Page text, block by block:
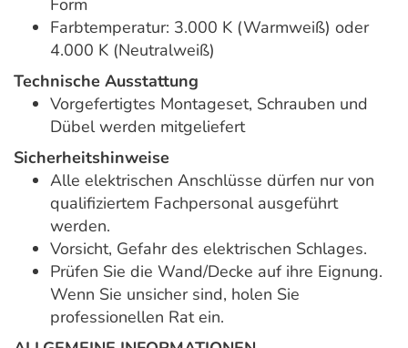
Form
Farbtemperatur: 3.000 K (Warmweiß) oder
4.000 K (Neutralweiß)
Technische Ausstattung
Vorgefertigtes Montageset, Schrauben und
Dübel werden mitgeliefert
Sicherheitshinweise
Alle elektrischen Anschlüsse dürfen nur von
qualifiziertem Fachpersonal ausgeführt
werden.
Vorsicht, Gefahr des elektrischen Schlages.
Prüfen Sie die Wand/Decke auf ihre Eignung.
Wenn Sie unsicher sind, holen Sie
professionellen Rat ein.